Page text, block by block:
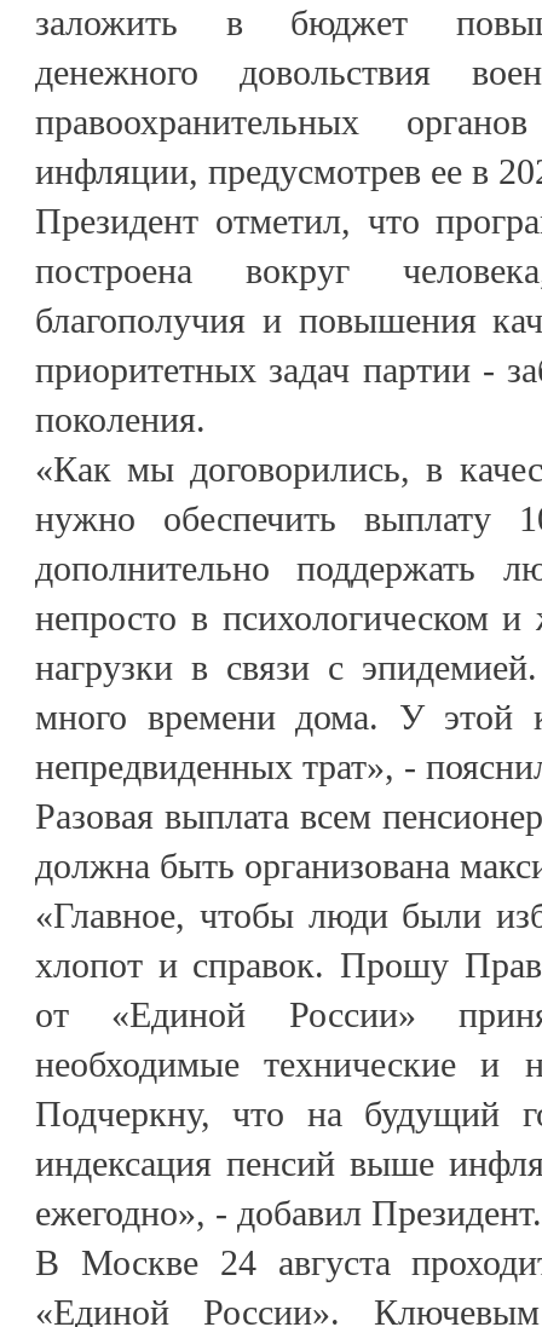
заложить в бюджет
денежного довольствия
правоохранительных
инфляции, предусмотрев ее в
Президент отметил, что
построена вокруг
благополучия и повышения
приоритетных задач партии -
поколения.
«Как мы договорились, в
нужно обеспечить выплату
дополнительно поддержать
непросто в психологическом и
нагрузки в связи с
много времени дома. У этой
непредвиденных трат», -
Разовая выплата всем
должна быть организована
«Главное, чтобы люди были
хлопот и справок. Прошу
от «Единой России»
необходимые технические и
Подчеркну, что на будущий
индексация пенсий выше
ежегодно», - добавил Президент.
В Москве 24 августа
«Единой России».